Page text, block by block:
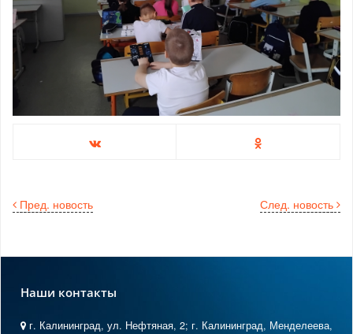
След. новость
Пред. новость
Наши контакты
г. Калининград, ул. Нефтяная, 2; г. Калининград, Менделеева,